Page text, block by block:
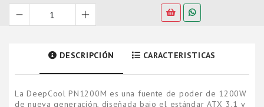
DESCRIPCIÓN CARACTERISTICAS
La DeepCool PN1200M es una fuente de poder de 1200W
de nueva generación, diseñada bajo el estándar ATX 3.1 y